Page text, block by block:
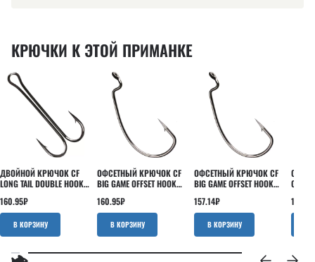
КРЮЧКИ К ЭТОЙ ПРИМАНКЕ
ДВОЙНОЙ КРЮЧОК CF
LONG TAIL DOUBLE HOOK
160.95₽
В КОРЗИНУ
ОФСЕТНЫЙ КРЮЧОК CF
BIG GAME OFFSET HOOK
160.95₽
В КОРЗИНУ
ОФСЕТНЫЙ КРЮЧОК CF
BIG GAME OFFSET HOOK
157.14₽
В КОРЗИНУ
199.05